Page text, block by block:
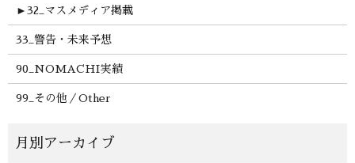
► 32_マスメディア掲載
33_警告・未来予想
90_NOMACHI実績
99_その他／Other